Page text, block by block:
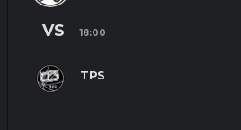
TPS
VS 18:00